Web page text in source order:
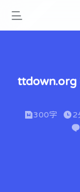
ttdown.org
300字 2